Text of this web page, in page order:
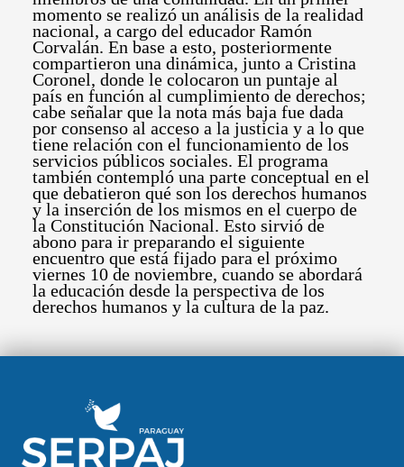
momento se realizó un análisis de la realidad
nacional, a cargo del educador Ramón
Corvalán. En base a esto, posteriormente
compartieron una dinámica, junto a Cristina
Coronel, donde le colocaron un puntaje al
país en función al cumplimiento de derechos;
cabe señalar que la nota más baja fue dada
por consenso al acceso a la justicia y a lo que
tiene relación con el funcionamiento de los
servicios públicos sociales. El programa
también contempló una parte conceptual en el
que debatieron qué son los derechos humanos
y la inserción de los mismos en el cuerpo de
la Constitución Nacional. Esto sirvió de
abono para ir preparando el siguiente
encuentro que está fijado para el próximo
viernes 10 de noviembre, cuando se abordará
la educación desde la perspectiva de los
derechos humanos y la cultura de la paz.